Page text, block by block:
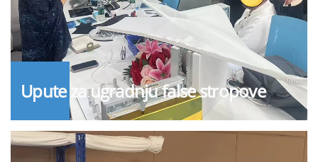
Upute za ugradnju false stropove